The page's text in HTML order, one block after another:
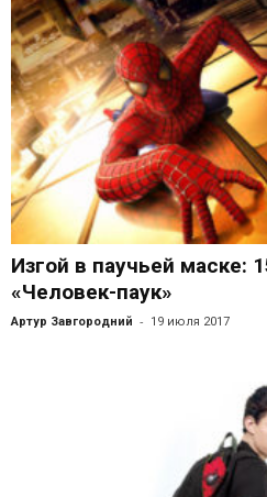
Изгой в паучьей маске:
«Человек-паук»
Артур Завгородний - 19 июля 2017